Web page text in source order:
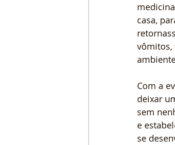
casa,
vômitos,
Com a
deixar
sem
e
se